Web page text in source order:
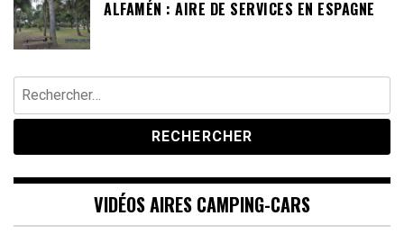
ALFAMÉN : AIRE DE SERVICES EN ESPAGNE
Rechercher :
VIDÉOS AIRES CAMPING-CARS